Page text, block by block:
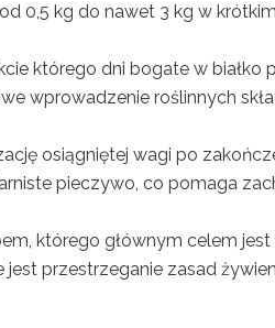
0,5 kg do nawet 3 kg w
którego dni bogate w białko
wprowadzenie roślinnych
osiągniętej wagi po
pieczywo, co pomaga
którego głównym celem
jest przestrzeganie zasad